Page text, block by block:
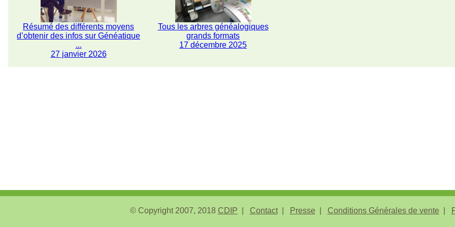
Résumé des différents moyens
d’obtenir des infos sur Généatique
...
27 janvier 2026
Tous les arbres généalogiques
grands formats
17 décembre 2025
© Copyright 2007, 2018 CDIP Contact Presse Conditions Générales de vente